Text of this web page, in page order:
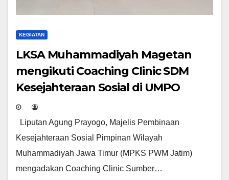
KEGIATAN
LKSA Muhammadiyah Magetan
mengikuti Coaching Clinic SDM
Kesejahteraan Sosial di UMPO
Liputan Agung Prayogo, Majelis Pembinaan
Kesejahteraan Sosial Pimpinan Wilayah
Muhammadiyah Jawa Timur (MPKS PWM Jatim)
mengadakan Coaching Clinic Sumber…